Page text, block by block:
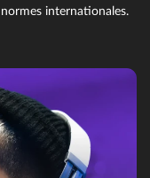
internationales.